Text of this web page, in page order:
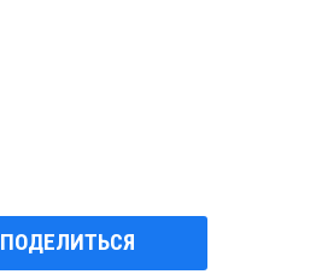
ПОДЕЛИТЬСЯ